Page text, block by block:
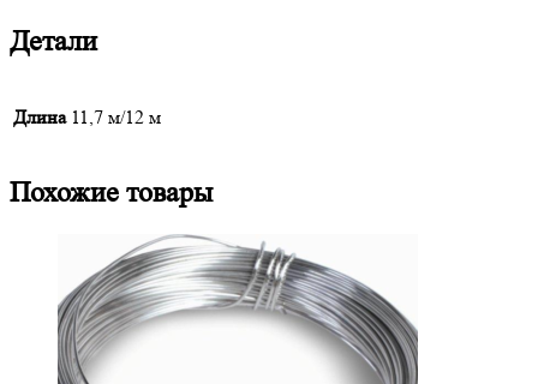
Детали
Длина 11,7 м/12 м
Похожие товары